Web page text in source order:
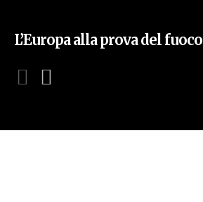
L’Europa alla prova del fuoco